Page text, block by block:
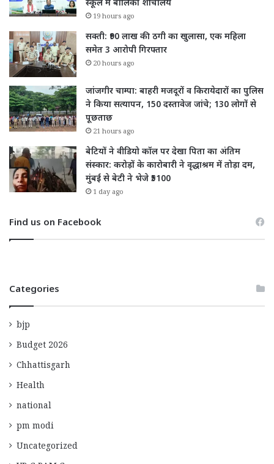
स्कूल में बालिका शौचालय
19 hours ago
सक्ती: ₹90 लाख की ठगी का खुलासा, एक महिला
समेत 3 आरोपी गिरफ्तार
20 hours ago
जांजगीर चाम्पा: बाहरी मजदूरों व किरायेदारों का पुलिस
ने किया सत्यापन, 150 दस्तावेज जांचे; 130 लोगों से
पूछताछ
21 hours ago
बेटियों ने वीडियो कॉल पर देखा पिता का अंतिम
संस्कार: करोड़ों के कारोबारी ने वृद्धाश्रम में तोड़ा दम,
मुंबई से बेटी ने भेजे ₹5100
1 day ago
Find us on Facebook
Categories
bjp
Budget 2026
Chhattisgarh
Health
national
pm modi
Uncategorized